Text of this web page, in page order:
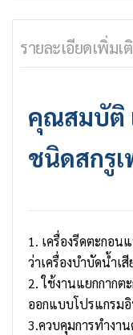
รายละเอียดเพิ่มเ
คุณสมบัติ
ชนิดสกรูเ
1. เครื่องรีดตะกอน
ว่าเครื่องบำบัดน้ำเ
2. ใช้งานแยกกากต
ออกแบบโปรแกรม
3.ควบคุมการทำงา